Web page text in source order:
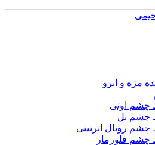
مژه و ابرو
چشم اوتی
چشم بل
رویال اترنیتی
فلورمار